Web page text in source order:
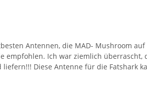
Antennen, die MAD- Mushroom
Ich war ziemlich
Diese Antenne für die Fatshark